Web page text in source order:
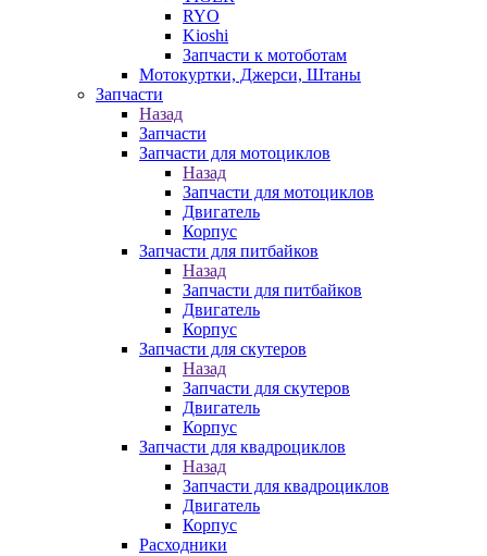
RYO
Kioshi
Запчасти к мотоботам
Мотокуртки, Джерси, Штаны
Запчасти
Назад
Запчасти
Запчасти для мотоциклов
Назад
Запчасти для мотоциклов
Двигатель
Корпус
Запчасти для питбайков
Назад
Запчасти для питбайков
Двигатель
Корпус
Запчасти для скутеров
Назад
Запчасти для скутеров
Двигатель
Корпус
Запчасти для квадроциклов
Назад
Запчасти для квадроциклов
Двигатель
Корпус
Расходники